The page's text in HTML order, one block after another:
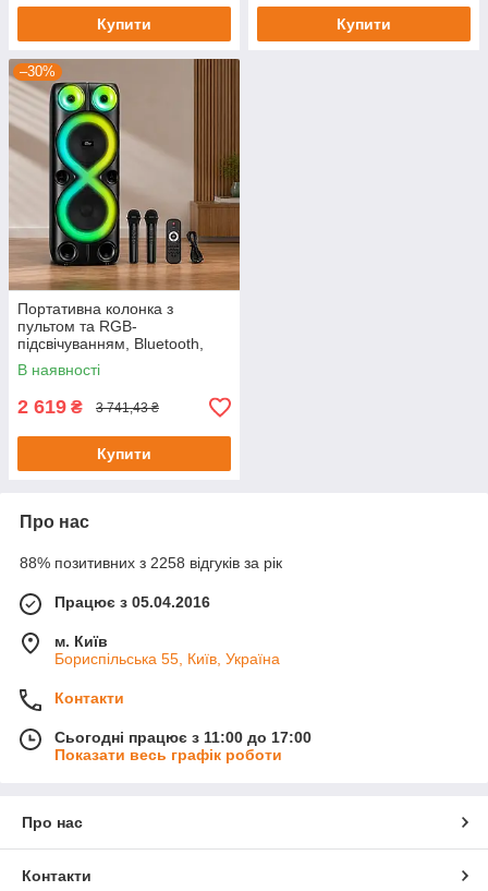
Купити Купити
–30%
Портативна колонка з
пультом та RGB-
підсвічуванням, Bluetooth,
20Вт, 73х29х24 см, ZQS8238,
Чорний / Колонка з двома
мікрофонами
В наявності
2 619 ₴ 3 741,43 ₴
Купити
Про нас
88% позитивних з 2258 відгуків за рік
Працює з 05.04.2016
м. Київ
Бориспільська 55, Київ, Україна
Контакти
Сьогодні працює з 11:00 до 17:00
Показати весь графік роботи
Про нас
Контакти